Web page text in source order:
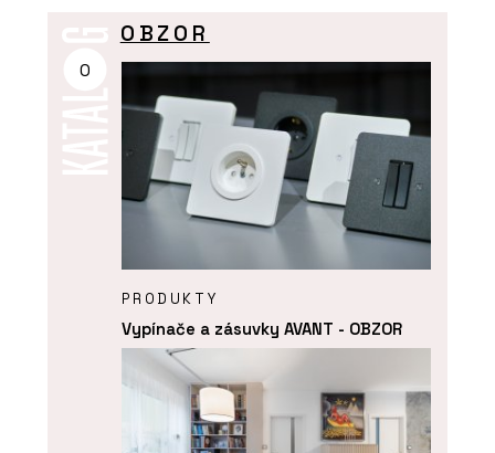
O
OBZOR
PRODUKTY
Vypínače a zásuvky AVANT - OBZOR